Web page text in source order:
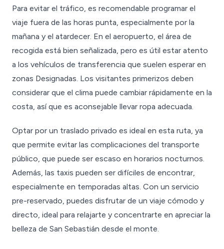
Para evitar el tráfico, es recomendable programar el
viaje fuera de las horas punta, especialmente por la
mañana y el atardecer. En el aeropuerto, el área de
recogida está bien señalizada, pero es útil estar atento
a los vehículos de transferencia que suelen esperar en
zonas Designadas. Los visitantes primerizos deben
considerar que el clima puede cambiar rápidamente en la
costa, así que es aconsejable llevar ropa adecuada.
Optar por un traslado privado es ideal en esta ruta, ya
que permite evitar las complicaciones del transporte
público, que puede ser escaso en horarios nocturnos.
Además, las taxis pueden ser difíciles de encontrar,
especialmente en temporadas altas. Con un servicio
pre-reservado, puedes disfrutar de un viaje cómodo y
directo, ideal para relajarte y concentrarte en apreciar la
belleza de San Sebastián desde el monte.